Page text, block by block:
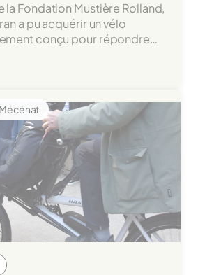
la Fondation Mustière Rolland,
a pu acquérir un vélo
conçu pour répondre…
Mécénat